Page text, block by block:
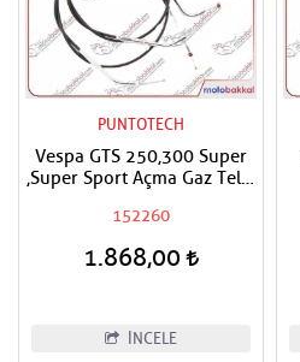
PUNTOTECH
Vespa GTS 250,300 Super
,Super Sport Açma Gaz Teli -
152260
1.868,00
İNCELE